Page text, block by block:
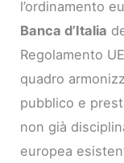
l’ordinamento
Banca d’Italia
Regolamento
quadro
pubblico e
non già
europea